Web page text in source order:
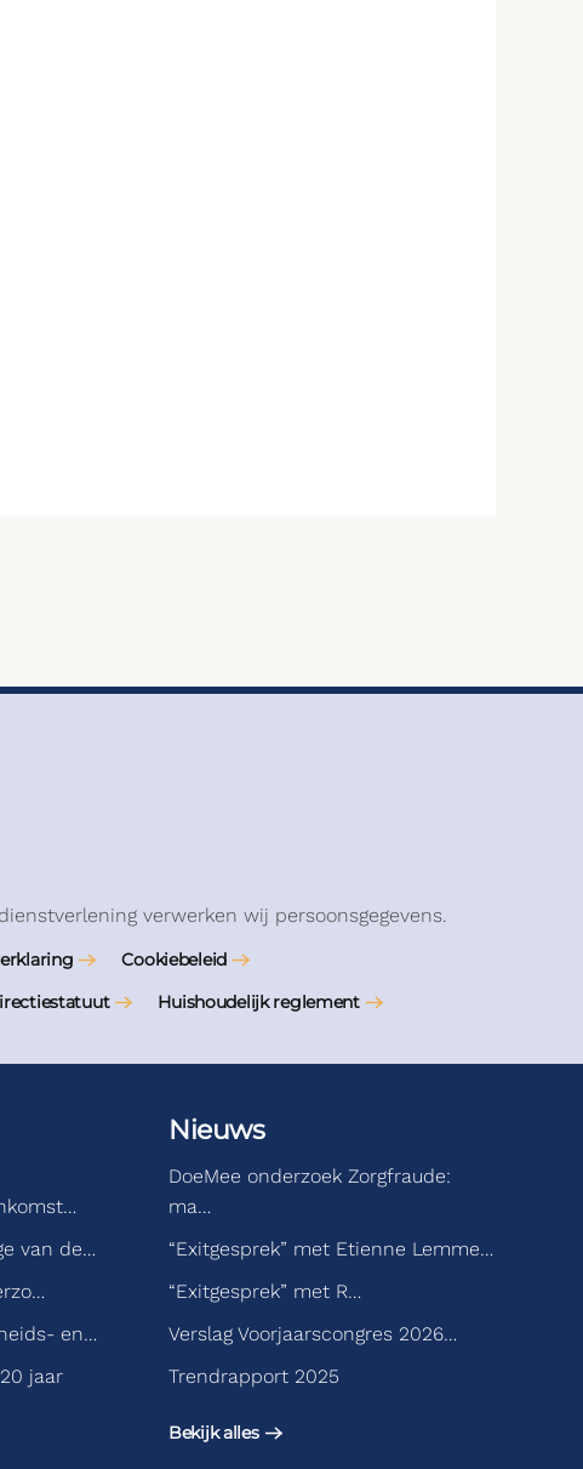
verwerken wij persoonsgegevens.
Cookiebeleid
Huishoudelijk reglement
van de…
en…
jaar
Nieuws
DoeMee onderzoek Zorgfraude:
ma…
“Exitgesprek” met Etienne Lemme…
“Exitgesprek” met R…
Verslag Voorjaarscongres 2026…
Trendrapport 2025
Bekijk alles